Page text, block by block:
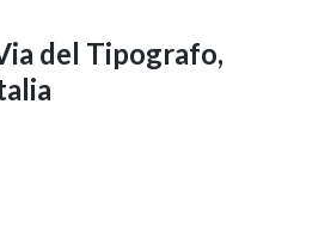
del Tipografo,